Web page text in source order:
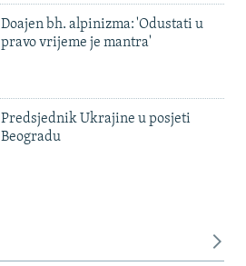
Doajen bh. alpinizma: 'Odustati u
pravo vrijeme je mantra'
Predsjednik Ukrajine u posjeti
Beogradu